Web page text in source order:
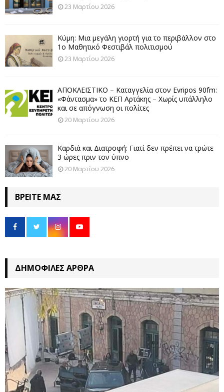
23 Μαρτίου 2026
Κύμη: Μια μεγάλη γιορτή για το περιβάλλον στο
1ο Μαθητικό Φεστιβάλ πολιτισμού
23 Μαρτίου 2026
ΑΠΟΚΛΕΙΣΤΙΚΟ – Καταγγελία στον Evripos 90fm:
«Φάντασμα» το ΚΕΠ Αρτάκης – Χωρίς υπάλληλο
και σε απόγνωση οι πολίτες
20 Μαρτίου 2026
Καρδιά και Διατροφή: Γιατί δεν πρέπει να τρώτε
3 ώρες πριν τον ύπνο
20 Μαρτίου 2026
ΒΡΕΊΤΕ ΜΑΣ
ΔΗΜΟΦΙΛΈΣ ΆΡΘΡΑ